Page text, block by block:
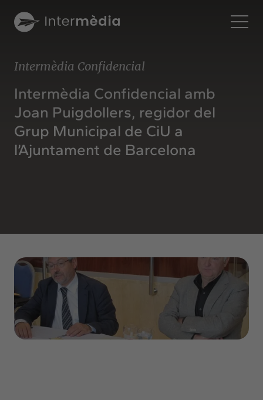
Intermèdia
Sobre nosaltres
Interconnexió
Els nostres serveis
Interacció
Interrelació
Insights
Actualitat
Intercanvi
Contacte
Intermèdia Confidencial
Intermèdia Confidencial amb
Joan Puigdollers, regidor del
Grup Municipal de CiU a
l’Ajuntament de Barcelona